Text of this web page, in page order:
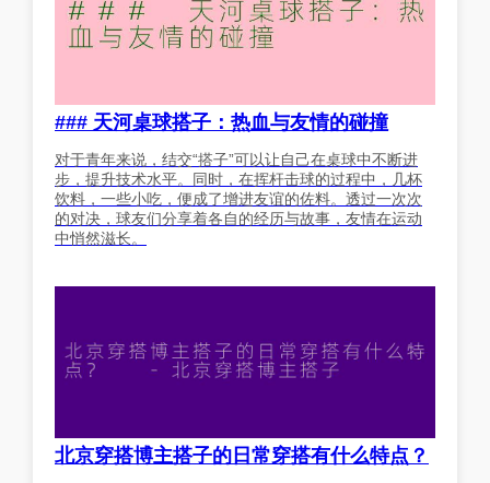
### 天河桌球搭子：热血与友情的碰撞
对于青年来说，结交“搭子”可以让自己在桌球中不断进
步，提升技术水平。同时，在挥杆击球的过程中，几杯
饮料，一些小吃，便成了增进友谊的佐料。透过一次次
的对决，球友们分享着各自的经历与故事，友情在运动
中悄然滋长。
北京穿搭博主搭子的日常穿搭有什么特点？